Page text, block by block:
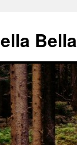
Bella